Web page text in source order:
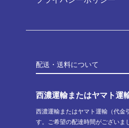
配送・送料について
西濃運輸またはヤマト運
西濃運輸またはヤマト運輸（代金
す。ご希望の配達時間がございま